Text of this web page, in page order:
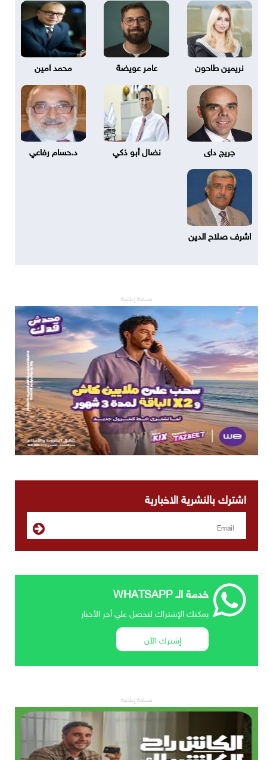
نريمين طاحون عامر عويضة محمد امين
جريج داى نضال أبو ذكي د.حسام رفاعي
اشرف صلاح الدين
مساحة إعلانية
اشترك بالنشرية الاخبارية
خدمة الـ WHATSAPP
يمكنك الإشتراك لتحصل علي أخر الأخبار
إشترك الآن
مساحة إعلانية